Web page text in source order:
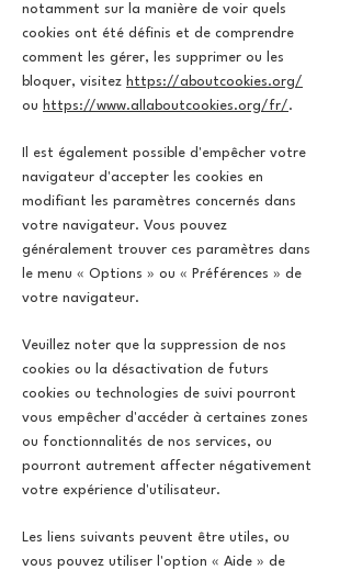
notamment sur la manière de voir quels
cookies ont été définis et de comprendre
comment les gérer, les supprimer ou les
bloquer, visitez https://aboutcookies.org/
ou https://www.allaboutcookies.org/fr/.
Il est également possible d'empêcher votre
navigateur d'accepter les cookies en
modifiant les paramètres concernés dans
votre navigateur. Vous pouvez
généralement trouver ces paramètres dans
le menu « Options » ou « Préférences » de
votre navigateur.
Veuillez noter que la suppression de nos
cookies ou la désactivation de futurs
cookies ou technologies de suivi pourront
vous empêcher d'accéder à certaines zones
ou fonctionnalités de nos services, ou
pourront autrement affecter négativement
votre expérience d'utilisateur.
Les liens suivants peuvent être utiles, ou
vous pouvez utiliser l'option « Aide » de